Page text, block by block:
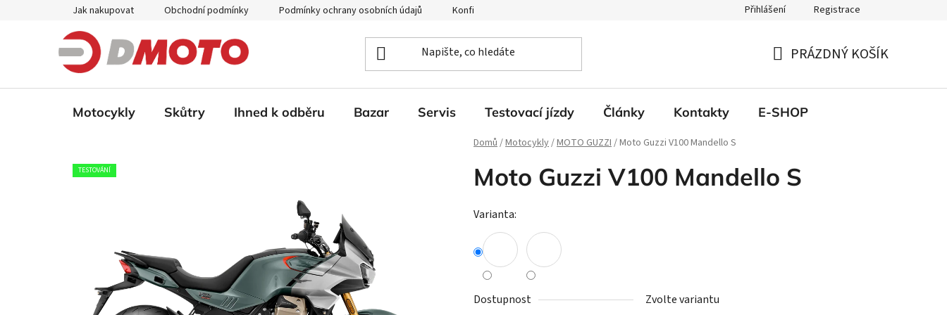
Jak nakupovat Obchodní podmínky Podmínky ochrany osobních údajů Konfigurátor Ducati Přihlášení Registrace
KOŠÍK
PRÁZDNÝ KOŠÍK
Motocykly Skůtry Ihned k odběru Bazar Servis Testovací jízdy Články Kontakty E-SHOP
Domů/Motocykly/MOTO GUZZI/Moto Guzzi V100 Mandello S
Moto Guzzi V100 Mandello S
Varianta:
Dostupnost Zvolte variantu
TESTOVÁNÍ